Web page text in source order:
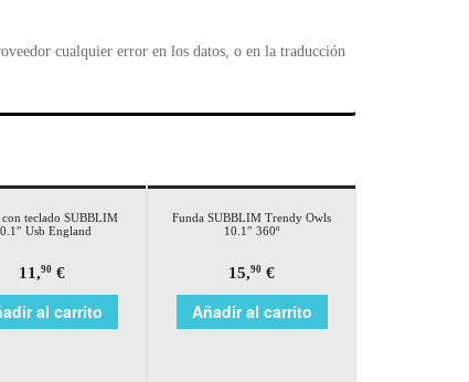
cualquier error en los datos, o en la traducción
con teclado SUBBLIM
Usb England
11,90 €
al carrito
Funda SUBBLIM Trendy Owls
10.1″ 360º
15,90 €
Añadir al carrito